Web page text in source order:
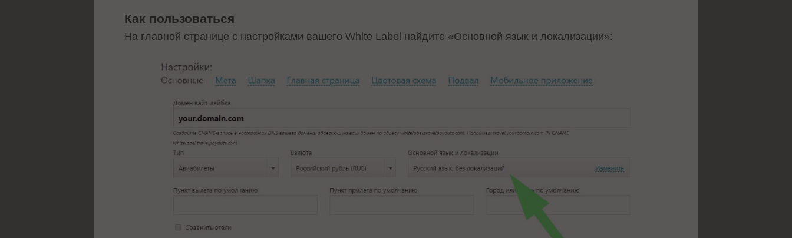
Как пользоваться
На главной странице с настройками вашего White Label найдите «Основной язык и локализации»: